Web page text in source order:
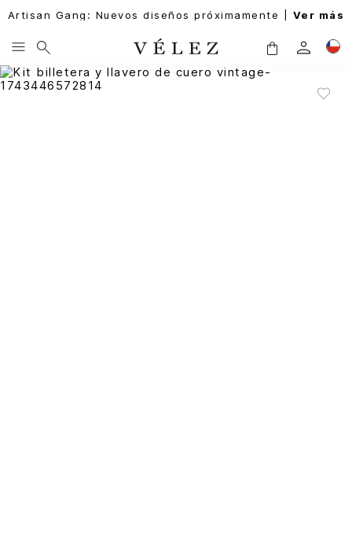
Artisan Gang: Nuevos diseños próximamente | Ver más